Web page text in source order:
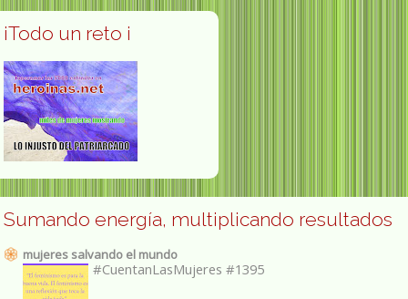
¡Todo un reto ¡
Sumando energía, multiplicando resultados
mujeres salvando el mundo
#CuentanLasMujeres #1395